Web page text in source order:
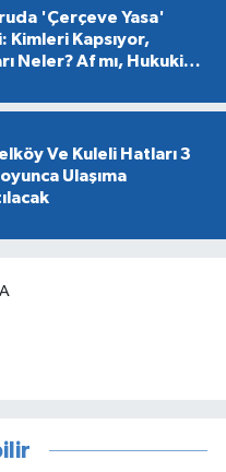
'Çerçeve Yasa'
Kimleri Kapsıyor,
Neler? Af mı, Hukuki
Ve Kuleli Hatları 3
Ulaşıma